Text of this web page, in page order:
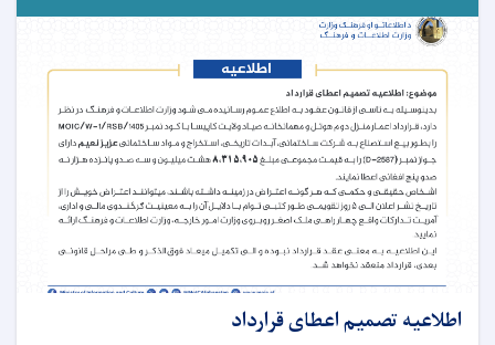
اطلاعیه تصمیم اعطای قرارداد